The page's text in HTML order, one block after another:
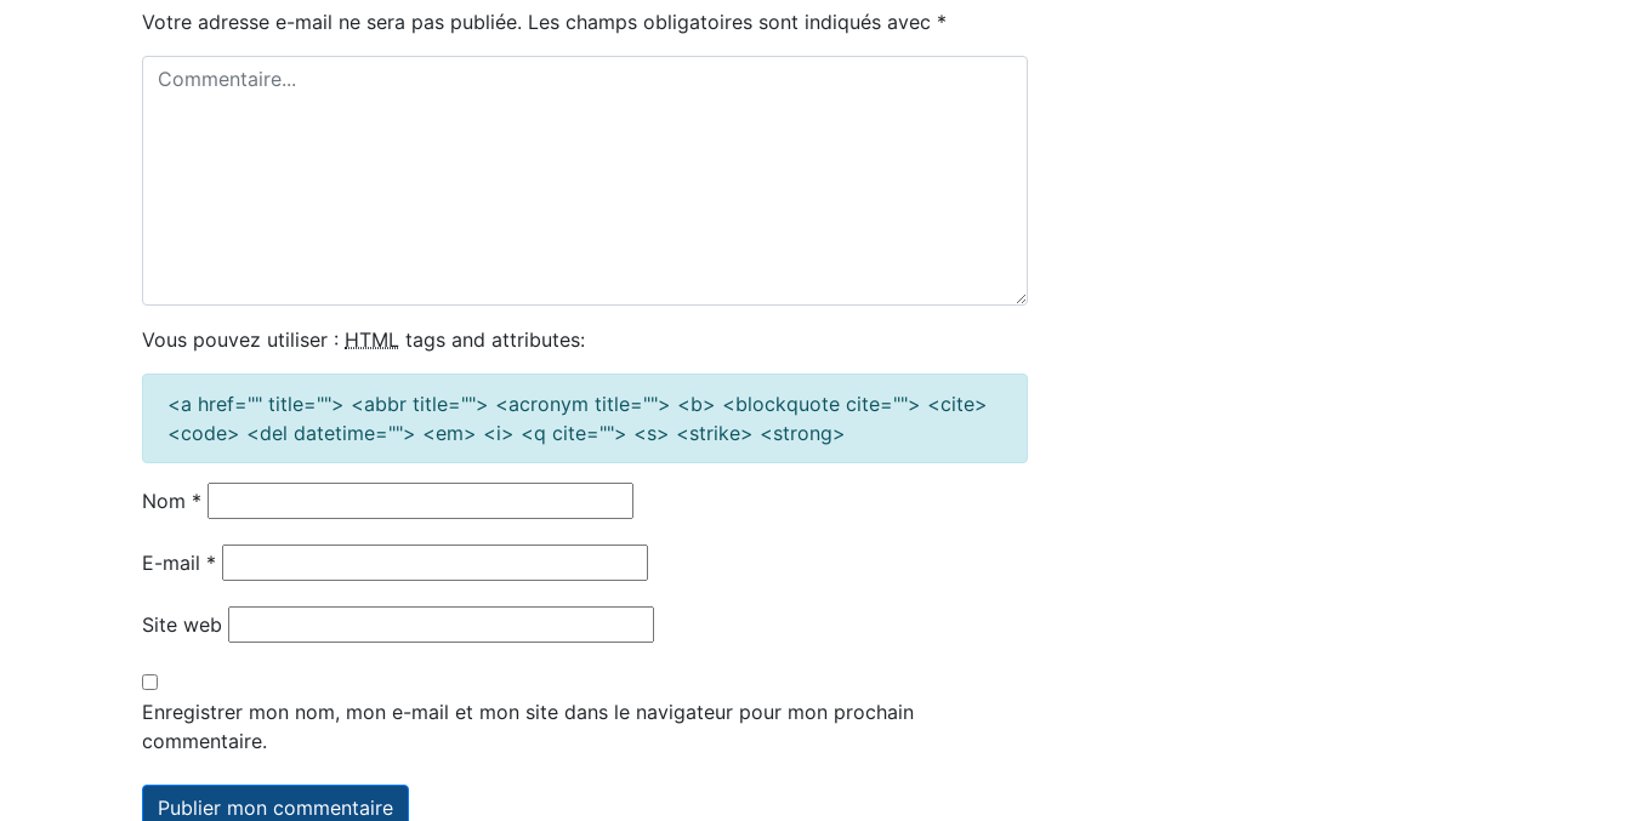
Votre adresse e-mail ne sera pas publiée. Les champs obligatoires sont indiqués avec *
Vous pouvez utiliser : HTML tags and attributes:
<a href="" title=""> <abbr title=""> <acronym title=""> <b> <blockquote cite=""> <cite>
<code> <del datetime=""> <em> <i> <q cite=""> <s> <strike> <strong>
Nom *
E-mail *
Site web
Enregistrer mon nom, mon e-mail et mon site dans le navigateur pour mon prochain
commentaire.